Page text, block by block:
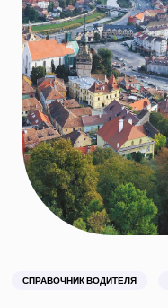
СПРАВОЧНИК ВОДИТЕЛЯ